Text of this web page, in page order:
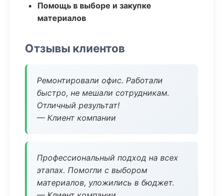
Помощь в выборе и закупке
материалов
Отзывы клиентов
Ремонтировали офис. Работали
быстро, не мешали сотрудникам.
Отличный результат!
— Клиент компании
Профессиональный подход на всех
этапах. Помогли с выбором
материалов, уложились в бюджет.